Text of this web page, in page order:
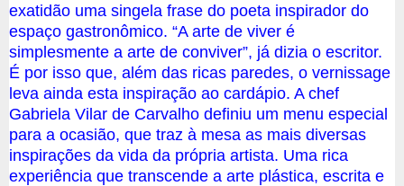
exatidão uma singela frase do poeta inspirador do
espaço gastronômico. “A arte de viver é
simplesmente a arte de conviver”, já dizia o escritor.
É por isso que, além das ricas paredes, o vernissage
leva ainda esta inspiração ao cardápio. A chef
Gabriela Vilar de Carvalho definiu um menu especial
para a ocasião, que traz à mesa as mais diversas
inspirações da vida da própria artista. Uma rica
experiência que transcende a arte plástica, escrita e